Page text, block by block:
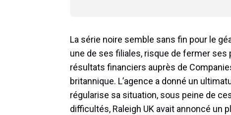
La série noire semble sans fin pour le
une de ses filiales, risque de fermer
résultats financiers auprès de
britannique. L’agence a donné un
régularise sa situation, sous peine de
difficultés, Raleigh UK avait annoncé un